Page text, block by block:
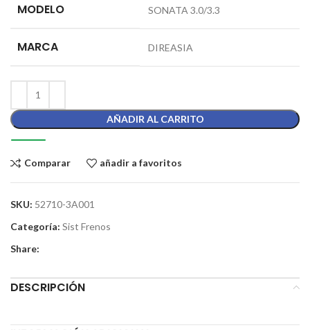
MODELO SONATA 3.0/3.3
MARCA DIREASIA
AÑADIR AL CARRITO
Comparar añadir a favoritos
SKU: 52710-3A001
Categoría: Sist Frenos
Share:
DESCRIPCIÓN